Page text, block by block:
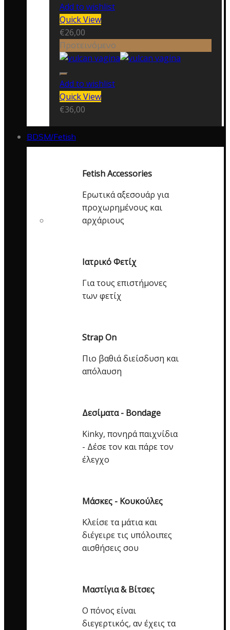
Add to wishlist
Quick View
€26,00
Προτεινόμενο
Add to wishlist
Quick View
€36,00
BDSM/Fetish
Fetish Accessories
Ερωτικά αξεσουάρ για
προχωρημένους και
αρχάριους
Ιατρικό Φετίχ
Για τους επιστήμονες
των φετίχ
Strap On
Πιο βαθιά διείσδυση και
απόλαυση
Δεσίματα - Bondage
Kinky, πονηρά παιχνίδια
- Δέσε τον και πάρε τον
έλεγχο
Μάσκες - Κουκούλες
Κλείσε τα μάτια και
διέγειρε τις υπόλοιπες
αισθήσεις σου
Μαστίγια & Βίτσες
Ο πόνος είναι
διεγερτικός, αν έχεις τα